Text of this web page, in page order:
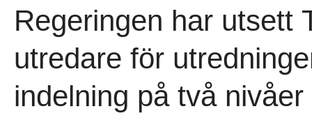
Regeringen har utsett
utredare för
indelning på två